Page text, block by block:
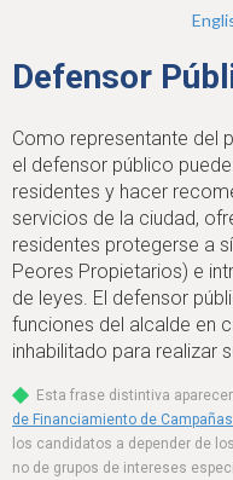
a
e
h
e
r
e
Defensor
Como representante del
el defensor público
residentes y hacer
servicios de la ciudad,
residentes protegerse a
Peores Propietarios) e
de leyes. El defensor
funciones del alcalde en
inhabilitado para realizar
Esta frase distintiva
de Financiamiento de
los candidatos a depender de
no de grupos de intereses